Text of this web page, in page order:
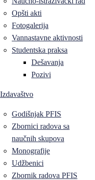
Opšti akti
Fotogalerija
Vannastavne aktivnosti
Studentska praksa
Dešavanja
Pozivi
Izdavaštvo
Godišnjak PFIS
Zbornici radova sa
naučnih skupova
Monografije
Udžbenici
Zbornik radova PFIS